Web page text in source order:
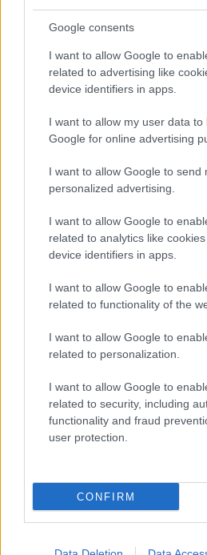
Google consents
I want to allow Google to
related to advertising like
device identifiers in apps.
I want to allow my user data to
Google for online advertising
I want to allow Google to send
personalized advertising.
I want to allow Google to
related to analytics like
device identifiers in apps.
I want to allow Google to
related to functionality of the
I want to allow Google to
related to personalization.
I want to allow Google to
related to security, including
functionality and fraud
user protection.
CONFIRM
Frasi dei film
Frasi film più
Incipit dei
Film più
Frasi sul
SERVIZI
Mappa del
Cookie
Frasi suddivise
Indice degli
Aforismi .meglio.it è l'archivio
aforismi e citazioni più grande
database) • ©2005-2025 • La
consentita citando la fonte
il sito ricava una commissione
Contatti